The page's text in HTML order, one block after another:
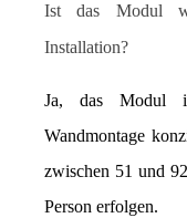
Ist das Modul
Installation?
Ja, das Modul
Wandmontage
zwischen 51 und
Person erfolgen.